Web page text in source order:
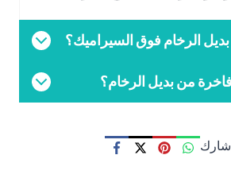
الرخام فوق السيراميك؟
من بديل الرخام؟
شارك